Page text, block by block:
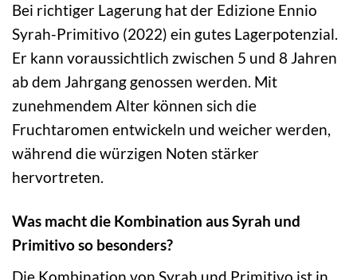
Bei richtiger Lagerung hat der Edizione Ennio
Syrah-Primitivo (2022) ein gutes Lagerpotenzial.
Er kann voraussichtlich zwischen 5 und 8 Jahren
ab dem Jahrgang genossen werden. Mit
zunehmendem Alter können sich die
Fruchtaromen entwickeln und weicher werden,
während die würzigen Noten stärker
hervortreten.
Was macht die Kombination aus Syrah und
Primitivo so besonders?
Die Kombination von Syrah und Primitivo ist in